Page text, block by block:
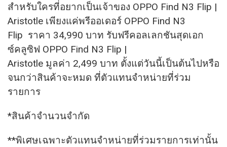
สำหรับใครที่อยากเป็นเจ้าของ OPPO Find N3 Flip |
Aristotle เพียงแค่พรีออเดอร์ OPPO Find N3
Flip ราคา 34,990 บาท รับฟรีคอลเลกชันสุดเอก
ซ์คลูซิฟ OPPO Find N3 Flip |
Aristotle มูลค่า 2,499 บาท ตั้งแต่วันนี้เป็นต้นไปหรือ
จนกว่าสินค้าจะหมด ที่ตัวแทนจำหน่ายที่ร่วม
รายการ
*สินค้าจำนวนจำกัด
**พิเศษเฉพาะตัวแทนจำหน่ายที่ร่วมรายการเท่านั้น